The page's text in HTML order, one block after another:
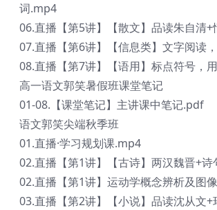
词.mp4
06.直播【第5讲】【散文】品读朱自清
07.直播【第6讲】【信息类】文字阅读
08.直播【第7讲】【语用】标点符号，
高一语文郭笑暑假班课堂笔记
01-08.【课堂笔记】主讲课中笔记.pdf
语文郭笑尖端秋季班
01.直播·学习规划课.mp4
02.直播【第1讲】【古诗】两汉魏晋+
02.直播【第1讲】运动学概念辨析及图
03.直播【第2讲】【小说】品读沈从文